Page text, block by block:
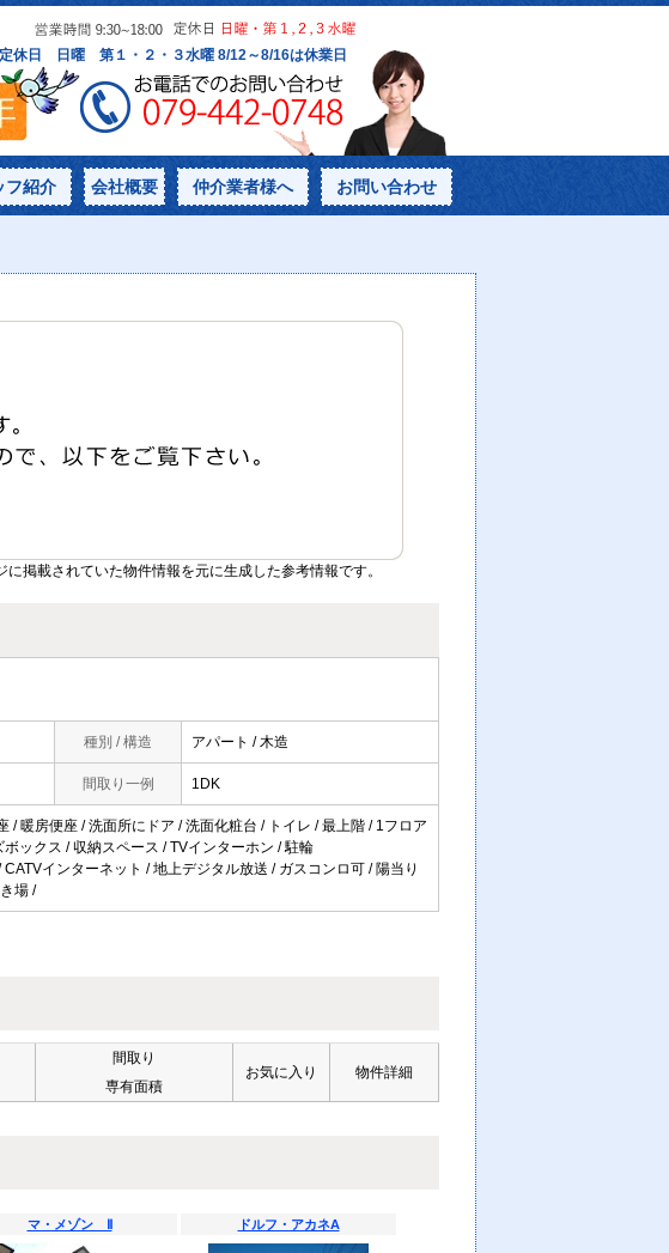
フ紹介 会社概要 仲介業者様へ お問い合わせ
掲載されていた物件情報を元に生成した参考情報です。
種別 / 構造 アパート / 木造
間取り一例 1DK
暖房便座 / 洗面所にドア / 洗面化粧台 / トイレ / 最上階 / 1フロア
ックス / 収納スペース / TVインターホン / 駐輪
インターネット / 地上デジタル放送 / ガスコンロ可 / 陽当り
場 /
間取り
専有面積
お気に入り 物件詳細
マ・メゾン Ⅱ ドルフ・アカネA